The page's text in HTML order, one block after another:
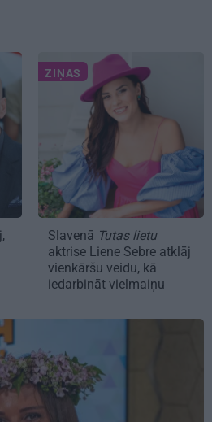
ZIŅAS
Slavenā Tutas lietu
aktrise Liene Sebre atklāj
vienkāršu veidu, kā
iedarbināt vielmaiņu